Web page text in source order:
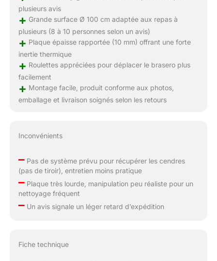
plusieurs avis
+ Grande surface Ø 100 cm adaptée aux repas à
plusieurs (8 à 10 personnes selon un avis)
+ Plaque épaisse rapportée (10 mm) offrant une forte
inertie thermique
+ Roulettes appréciées pour déplacer le brasero plus
facilement
+ Montage facile, produit conforme aux photos,
emballage et livraison soignés selon les retours
Inconvénients
–Pas de système prévu pour récupérer les cendres
(pas de tiroir), entretien moins pratique
–Plaque très lourde, manipulation peu réaliste pour un
nettoyage fréquent
–Un avis signale un léger retard d’expédition
Fiche technique